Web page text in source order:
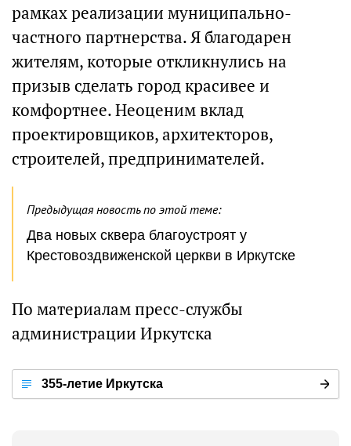
рамках реализации муниципально-
частного партнерства. Я благодарен
жителям, которые откликнулись на
призыв сделать город красивее и
комфортнее. Неоценим вклад
проектировщиков, архитекторов,
строителей, предпринимателей.
Предыдущая новость по этой теме:
Два новых сквера благоустроят у
Крестовоздвиженской церкви в Иркутске
По материалам пресс-службы
администрации Иркутска
355-летие Иркутска